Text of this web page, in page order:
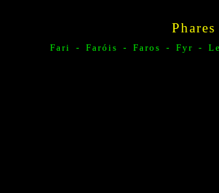
Fari - Faróis - Faros - Fyr -